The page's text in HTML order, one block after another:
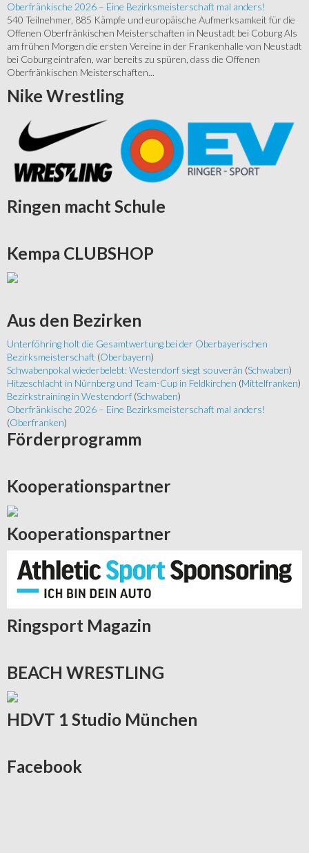
Oberfränkische 2026 – Eine Bezirksmeisterschaft mal anders!
540 Teilnehmer, 885 Kämpfe und europäische Aufmerksamkeit für die
Offenen Oberfränkischen Meisterschaften in Neustadt bei Coburg Als
am frühen Morgen die ersten Vereine in der Frankenhalle von Neustadt
bei Coburg eintrafen, war bereits zu spüren, dass die Offenen
Oberfränkischen Meisterschaften...
Nike Wrestling
Ringen macht Schule
Kempa CLUBSHOP
Aus den Bezirken
Unterföhring holt die Gesamtwertung bei der Oberbayerischen
Bezirksmeisterschaft (Oberbayern)
Schwabenpokal wiederbelebt: Westendorf siegt souverän (Schwaben)
Hitzeschlacht in Nürnberg und Team-Cup in Feldkirchen (Mittelfranken)
Bezirkstraining in Westendorf (Schwaben)
Oberfränkische 2026 – Eine Bezirksmeisterschaft mal anders!
(Oberfranken)
Förderprogramm
Kooperationspartner
Kooperationspartner
Ringsport Magazin
BEACH WRESTLING
HDVT 1 Studio München
Facebook